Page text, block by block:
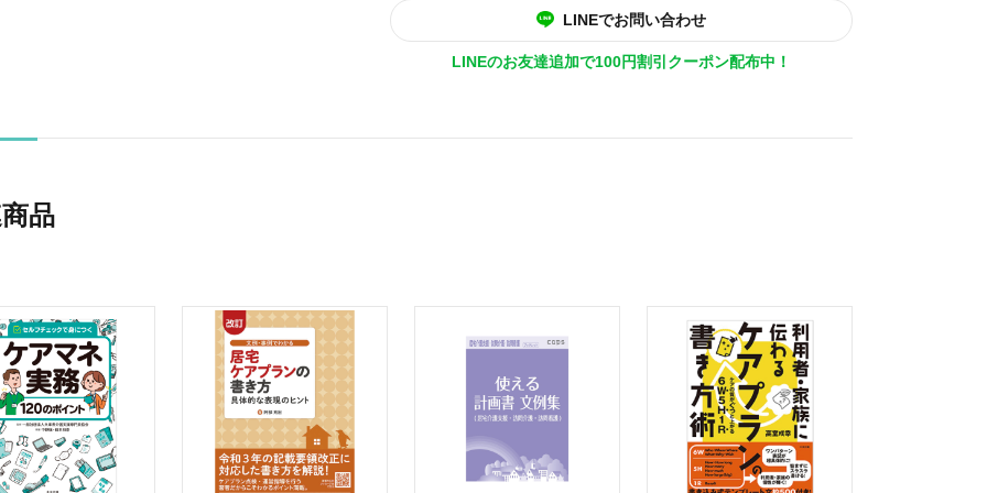
LINEでお問い合わせ
LINEのお友達追加で100円割引クーポン配布中！
品